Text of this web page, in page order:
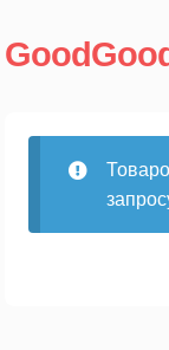
Перейти
Перейти
Мой аккаунт